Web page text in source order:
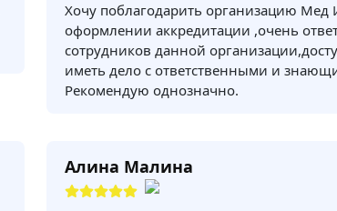
Хочу поблагодарить организацию Мед
оформлении аккредитации ,очень
сотрудников данной
иметь дело с ответственными и
Рекомендую однозначно.
Алина Малина